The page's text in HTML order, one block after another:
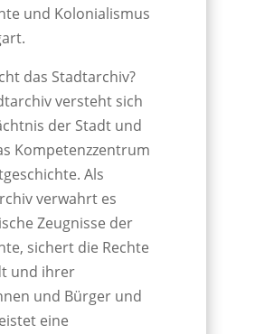
und Kolonialismus
das Stadtarchiv?
versteht sich
der Stadt und
Kompetenzzentrum
Als
verwahrt es
Zeugnisse der
sichert die Rechte
und ihrer
und Bürger und
eine